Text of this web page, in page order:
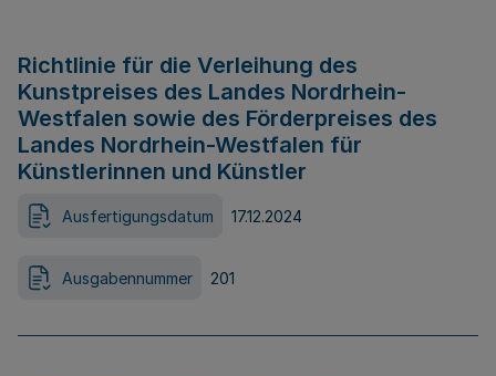
Richtlinie für die Verleihung des
Kunstpreises des Landes Nordrhein-
Westfalen sowie des Förderpreises des
Landes Nordrhein-Westfalen für
Künstlerinnen und Künstler
Ausfertigungsdatum 17.12.2024
Ausgabennummer 201